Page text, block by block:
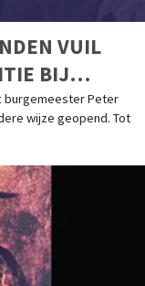
VUIL
BIJ
burgemeester Peter
wijze geopend. Tot